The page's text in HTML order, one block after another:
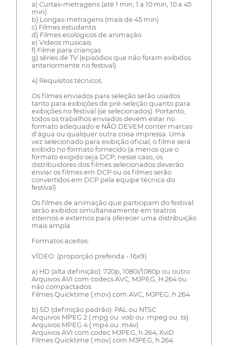
a) Curtas-metragens (até 1 min, 1 a 10 min, 10 a 45
min)
b) Longas-metragens (mais de 45 min)
c) Filmes estudantis
d) Filmes ecológicos de animação
e) Vídeos musicais
f) Filme para crianças
g) séries de TV (episódios que não foram exibidos
anteriormente no festival)
4) Requisitos técnicos
Os filmes enviados para seleção serão usados
tanto para exibições de pré-seleção quanto para
exibições no festival (se selecionados). Portanto,
todos os trabalhos enviados devem estar no
formato adequado e NÃO DEVEM conter marcas
d'água ou qualquer outra coisa impressa. Uma
vez selecionado para exibição oficial, o filme será
exibido no formato fornecido (a menos que o
formato exigido seja DCP; nesse caso, os
distribuidores dos filmes selecionados deverão
enviar os filmes em DCP ou os filmes serão
convertidos em DCP pela equipe técnica do
festival).
Os filmes de animação que participam do festival
serão exibidos simultaneamente em teatros
internos e externos para oferecer uma distribuição
mais ampla.
Formatos aceitos:
VÍDEO: (proporção preferida - 16x9)
a) HD (alta definição): 720p, 1080i/1080p ou outro
Arquivos AVI com codecs AVC, MJPEG, H.264 ou
não compactados
Filmes Quicktime (.mov) com AVC, MJPEG, h.264
b) SD (definição padrão): PAL ou NTSC
Arquivos MPEG 2 (.mpg ou .vob ou .mpeg ou .ts)
Arquivos MPEG 4 (.mp4 ou .m4v)
Arquivos AVI com codec MJPEG, h.264, XviD
Filmes Quicktime (.mov) com MJPEG, h.264